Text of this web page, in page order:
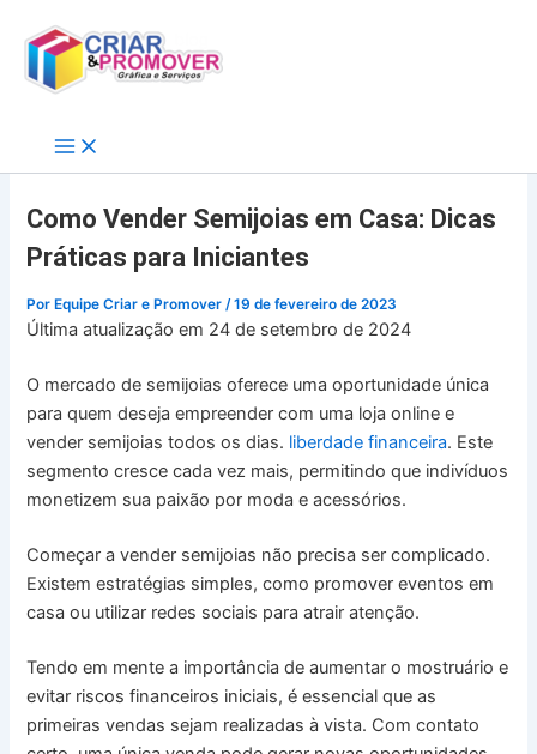
para
conteúdo
Como Vender Semijoias em Casa: Dicas
Práticas para Iniciantes
PorEquipe Criar e Promover/19 de fevereiro de 2023
Última atualização em 24 de setembro de 2024
O mercado de semijoias oferece uma oportunidade única
para quem deseja empreender com uma loja online e
vender semijoias todos os dias. liberdade financeira. Este
segmento cresce cada vez mais, permitindo que indivíduos
monetizem sua paixão por moda e acessórios.
Começar a vender semijoias não precisa ser complicado.
Existem estratégias simples, como promover eventos em
casa ou utilizar redes sociais para atrair atenção.
Tendo em mente a importância de aumentar o mostruário e
evitar riscos financeiros iniciais, é essencial que as
primeiras vendas sejam realizadas à vista. Com contato